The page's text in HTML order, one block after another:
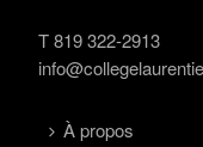
T819 322-2913
À propos